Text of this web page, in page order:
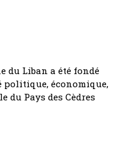
du Liban a été fondé
politique, économique,
Pays des Cèdres.